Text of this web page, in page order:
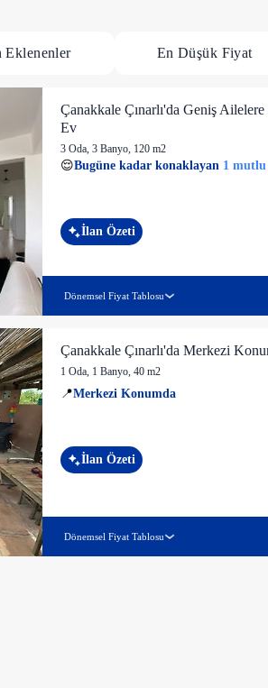
Eklenenler En Düşük Fiyat
Çanakkale Çınarlı'da Geniş
Ev
3 Oda, 3 Banyo, 120 m2
😌Bugüne kadar konaklayan 1 mutlu
26 kişi
İlan Özeti
Dönemsel Fiyat Tablosu
Çanakkale Çınarlı'da Merkezi
1 Oda, 1 Banyo, 40 m2
26 kişi
📍Merkezi Konumda
İlan Özeti
Dönemsel Fiyat Tablosu